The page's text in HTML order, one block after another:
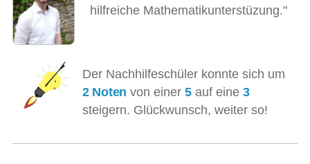
hilfreiche Mathematikunterstüzung."
Der Nachhilfeschüler konnte sich um
2 Noten von einer 5auf eine 3
steigern. Glückwunsch, weiter so!